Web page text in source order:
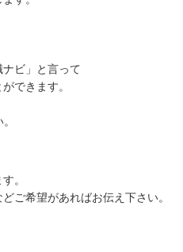
ビ」と言って
できます。
。
ご希望があればお伝え下さい。